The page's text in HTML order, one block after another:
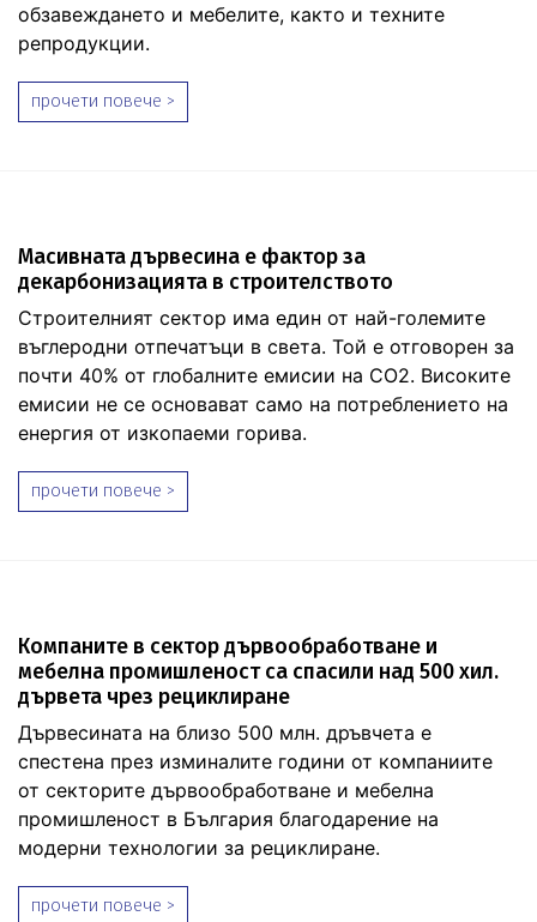
обзавеждането и мебелите, както и техните
репродукции.
прочети повече >
Масивната дървесина е фактор за
декарбонизацията в строителството
Строителният сектор има един от най-големите
въглеродни отпечатъци в света. Той е отговорен за
почти 40% от глобалните емисии на CO2. Високите
емисии не се основават само на потреблението на
енергия от изкопаеми горива.
прочети повече >
Компаните в сектор дървообработване и
мебелна промишленост са спасили над 500 хил.
дървета чрез рециклиране
Дървесината на близо 500 млн. дръвчета е
спестена през изминалите години от компаниите
от секторите дървообработване и мебелна
промишленост в България благодарение на
модерни технологии за рециклиране.
прочети повече >